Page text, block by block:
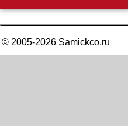
© 2005-2026 Samickco.ru